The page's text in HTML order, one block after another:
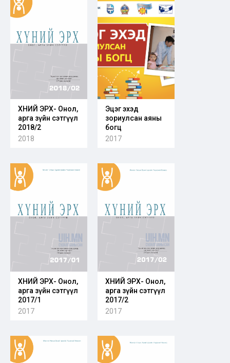
ХҮНИЙ ЭРХ- Онол,
арга зүйн сэтгүүл
2018/2
2018
Эцэг эхэд
зориулсан аяны
богц
2017
ХҮНИЙ ЭРХ- Онол,
арга зүйн сэтгүүл
2017/1
2017
ХҮНИЙ ЭРХ- Онол,
арга зүйн сэтгүүл
2017/2
2017